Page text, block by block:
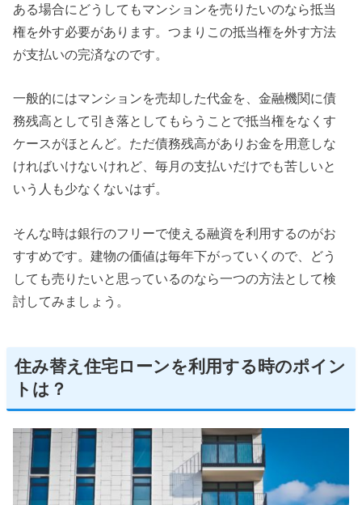
ある場合にどうしてもマンションを売りたいのなら抵当
権を外す必要があります。つまりこの抵当権を外す方法
が支払いの完済なのです。
一般的にはマンションを売却した代金を、金融機関に債
務残高として引き落としてもらうことで抵当権をなくす
ケースがほとんど。ただ債務残高がありお金を用意しな
ければいけないけれど、毎月の支払いだけでも苦しいと
いう人も少なくないはず。
そんな時は銀行のフリーで使える融資を利用するのがお
すすめです。建物の価値は毎年下がっていくので、どう
しても売りたいと思っているのなら一つの方法として検
討してみましょう。
住み替え住宅ローンを利用する時のポイン
トは？